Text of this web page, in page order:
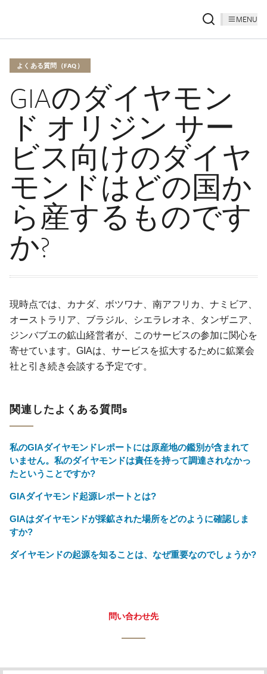
MENU
よくある質問（FAQ）
GIAのダイヤモン
ド オリジン サー
ビス向けのダイヤ
モンドはどの国か
ら産するものです
か?
現時点では、カナダ、ボツワナ、南アフリカ、ナミビア、
オーストラリア、ブラジル、シエラレオネ、タンザニア、
ジンバブエの鉱山経営者が、このサービスの参加に関心を
寄せています。GIAは、サービスを拡大するために鉱業会
社と引き続き会談する予定です。
関連したよくある質問s
私のGIAダイヤモンドレポートには原産地の鑑別が含まれて
いません。私のダイヤモンドは責任を持って調達されなかっ
たということですか?
GIAダイヤモンド起源レポートとは?
GIAはダイヤモンドが採鉱された場所をどのように確認しま
すか?
ダイヤモンドの起源を知ることは、なぜ重要なのでしょうか?
問い合わせ先